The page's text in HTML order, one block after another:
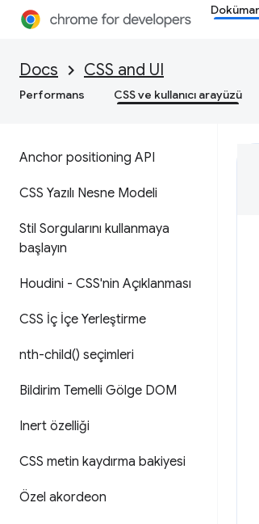
Docs CSS and UI
Performans CSS ve kullanıcı arayüzü
Anchor positioning API
CSS Yazılı Nesne Modeli
Stil Sorgularını kullanmaya
başlayın
Houdini - CSS'nin Açıklanması
CSS İç İçe Yerleştirme
nth-child() seçimleri
Bildirim Temelli Gölge DOM
Inert özelliği
CSS metin kaydırma bakiyesi
Özel akordeon